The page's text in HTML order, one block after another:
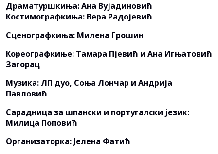
Драматуршкиња: Ана Вујадиновић
Костимографкиња: Вера Радојевић
Сценографкиња: Милена Грошин
Кореографкиње: Тамара Пјевић и Ана Игњатовић
Загорац
Музика: ЛП дуо, Соња Лончар и Андрија
Павловић
Сарадница за шпански и португалски језик:
Милица Поповић
Организаторка: Јелена Фатић